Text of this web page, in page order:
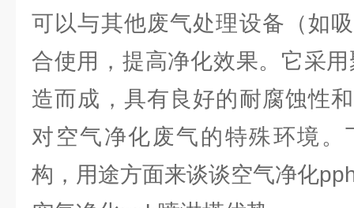
可以与其他废气处理设备（如
合使用，提高净化效果。它采
造而成，具有良好的耐腐蚀性
对空气净化废气的特殊环境
构，用途方面来谈谈空气净化